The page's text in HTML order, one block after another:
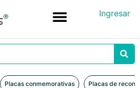
Ingresar
Placas conmemorativas Placas de